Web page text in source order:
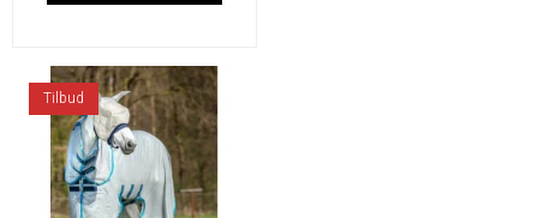
Tilbud